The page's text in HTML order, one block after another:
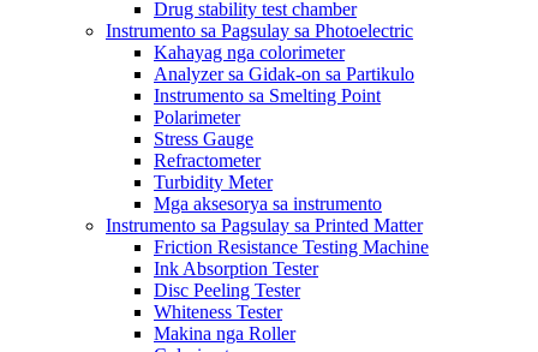
Drug stability test chamber
Instrumento sa Pagsulay sa Photoelectric
Kahayag nga colorimeter
Analyzer sa Gidak-on sa Partikulo
Instrumento sa Smelting Point
Polarimeter
Stress Gauge
Refractometer
Turbidity Meter
Mga aksesorya sa instrumento
Instrumento sa Pagsulay sa Printed Matter
Friction Resistance Testing Machine
Ink Absorption Tester
Disc Peeling Tester
Whiteness Tester
Makina nga Roller